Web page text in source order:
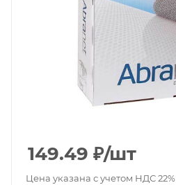
149.49 ₽/шт
Цена указана с учетом НДС 22%